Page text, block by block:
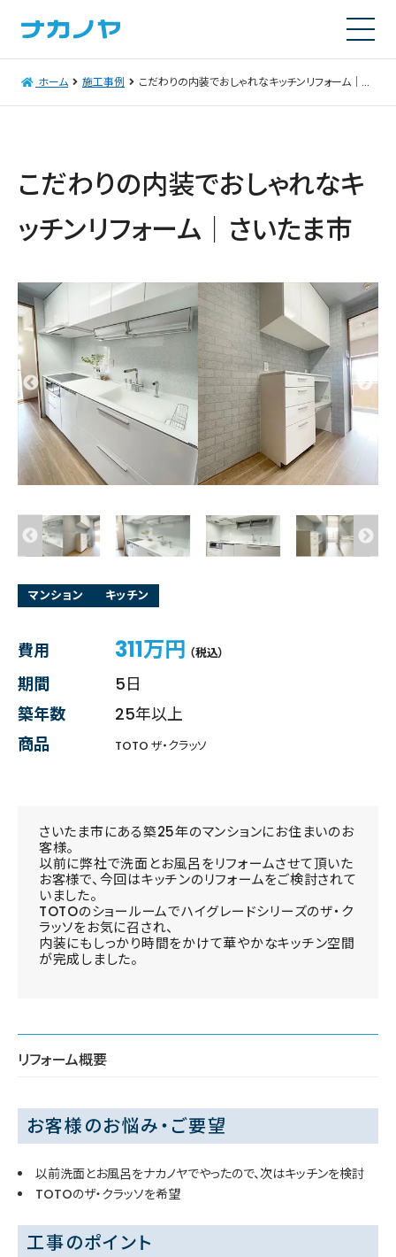
ホーム 施工事例 こだわりの内装でおしゃれなキッチンリフォーム｜さいたま市
こだわりの内装でおしゃれなキ
ッチンリフォーム｜さいたま市
マンション キッチン
費用 311万円 （税込）
期間
5日
築年数
25年以上
商品
TOTO ザ・クラッソ
さいたま市にある築25年のマンションにお住まいのお
客様。
以前に弊社で洗面とお風呂をリフォームさせて頂いた
お客様で、今回はキッチンのリフォームをご検討されて
いました。
TOTOのショールームでハイグレードシリーズのザ・ク
ラッソをお気に召され、
内装にもしっかり時間をかけて華やかなキッチン空間
が完成しました。
リフォーム概要
お客様のお悩み・ご要望
以前洗面とお風呂をナカノヤでやったので、次はキッチンを検討
TOTOのザ・クラッソを希望
工事のポイント